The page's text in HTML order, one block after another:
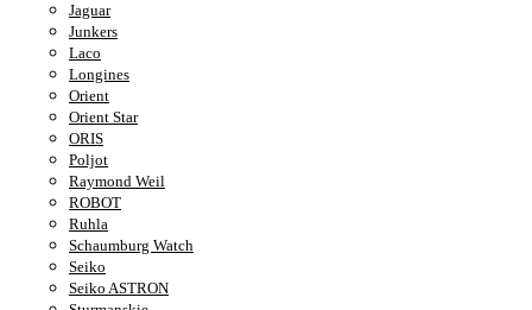
Jaguar
Junkers
Laco
Longines
Orient
Orient Star
ORIS
Poljot
Raymond Weil
ROBOT
Ruhla
Schaumburg Watch
Seiko
Seiko ASTRON